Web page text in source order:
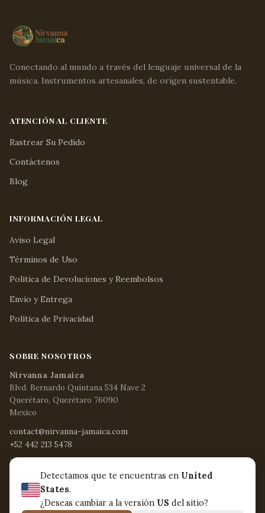
Detectamos que te encuentras en United
States.
¿Deseas cambiar a la versión US del sitio?
Conectando al mundo a través del lenguaje universal de la
música. Instrumentos artesanales, de origen sustentable.
ATENCIÓN AL CLIENTE
Rastrear Su Pedido
Contáctenos
Blog
INFORMACIÓN LEGAL
Aviso Legal
Términos de Uso
Política de Devoluciones y Reembolsos
Envío y Entrega
Política de Privacidad
SOBRE NOSOTROS
Nirvanna Jamaica
Blvd. Bernardo Quintana 534 Nave 2
Querétaro, Querétaro 76090
Mexico
contact@nirvanna-jamaica.com
+52 442 213 5478
Lun - Vie / 8:15 AM - 5 PM
Sáb / 8:30 AM - 12:30 PM
Dom y días festivos / Cerrado